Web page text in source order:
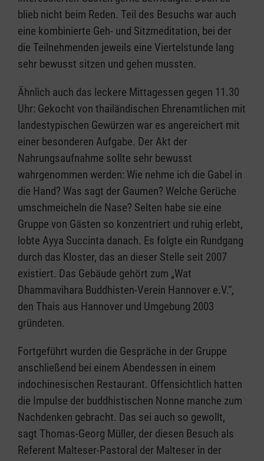
blieb nicht beim Reden. Teil des Besuchs war auch
eine kombinierte Geh- und Sitzmeditation, bei der
die Teilnehmenden jeweils eine Viertelstunde lang
sehr bewusst sitzen und gehen mussten.
Ähnlich auch das leckere Mittagessen gegen 11.30
Uhr: Gekocht von thailändischen Ehrenamtlichen mit
landestypischen Gewürzen war es angereichert mit
einer besonderen Aufgabe. Der Akt der
Nahrungsaufnahme sollte sehr bewusst
wahrgenommen werden: Wie nehme ich die Gabel in
die Hand? Was sagt der Gaumen? Welche Gerüche
umschmeicheln die Nase? Selten habe sie eine
Gruppe von Gästen so konzentriert und ruhig erlebt,
lobte Ayya Succinta danach. Es folgte ein Rundgang
durch das Kloster, das an dieser Stelle seit 2007
existiert. Das Gebäude gehört zum „Wat
Dhammavihara Buddhisten-Verein Hannover e.V.“,
den Thais aus Hannover und Umgebung 2003
gründeten.
Fortgeführt wurden die Gespräche in der Gruppe
anschließend bei einem Abendessen in einem
indochinesischen Restaurant. Offensichtlich hatten
die Impulse der buddhistischen Nonne manche zum
Nachdenken gebracht. Das sei auch so gewollt,
sagt Thomas-Georg Müller, der diesen Besuch als
Referent Malteser-Pastoral der Malteser in der